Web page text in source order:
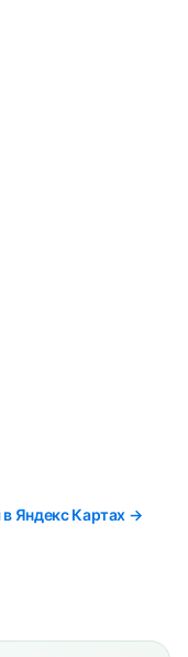
Яндекс Картах →